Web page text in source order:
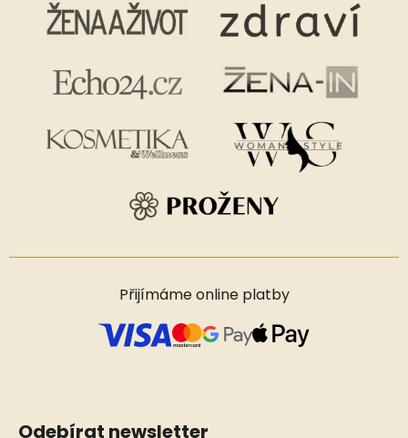
Přijímáme online platby
Odebírat newsletter